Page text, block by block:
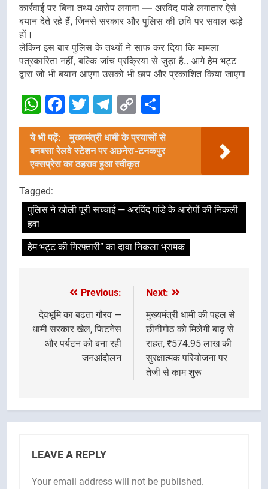
कार्रवाई पर बिना तथ्य आरोप लगाना — अरविंद पांडे लगातार ऐसे
बयान देते रहे हैं, जिनसे सरकार और पुलिस की छवि पर सवाल खड़े
हों।
लेकिन इस बार पुलिस के तथ्यों ने साफ कर दिया कि मामला
पत्रकारिता नहीं, बल्कि जांच प्रक्रिया से जुड़ा है.. आगे हेम भट्ट
द्वारा जो भी बयान आएगा उसको भी छाप और प्रकाशित किया जाएगा
WhatsApp
Facebook
Twitter
Telegram
Copy
Link
ये भी पढ़ें:
मुख्यमंत्री धामी के प्रयासों से
बनबसा रेलवे स्टेशन पर अछनेरा-टनकपुर
एक्सप्रेस का ठहराव हुआ स्वीकृत
Tagged:
पुलिस ने खोली पूरी सच्चाई — अरविंद पांडे के आरोपों की निकली
हवा
हेम भट्ट की गिरफ्तारी” का दावा निकला भ्रामक
navigation
Previous:
देवभूमि का बढ़ता गौरव —
धामी सरकार खेल, फिटनेस
और पर्यटन को बना रही
जनआंदोलन
Next:
मुख्यमंत्री धामी की पहल से
छीनीगोठ को मिलेगी बाढ़ से
राहत, ₹574.95 लाख की
सुरक्षात्मक परियोजना पर
तेजी से काम शुरू
LEAVE A REPLY
Your email address will not be published.